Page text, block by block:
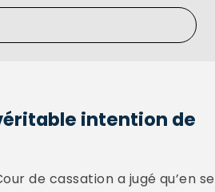
intention de
de cassation a jugé qu’en se